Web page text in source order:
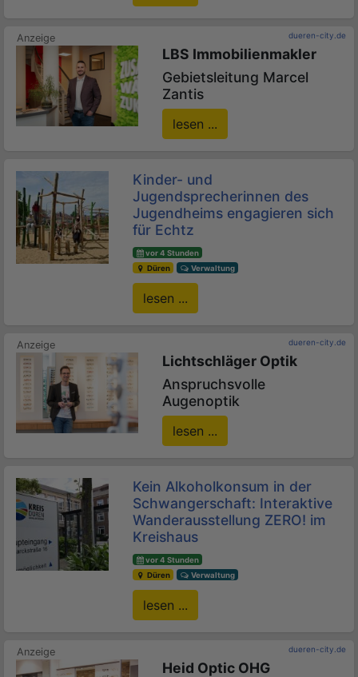
dueren-city.de
LBS Immobilienmakler
Gebietsleitung Marcel
Zantis
lesen ...
Kinder- und
Jugendsprecherinnen des
Jugendheims engagieren sich
für Echtz
vor 4 Stunden
Düren
Verwaltung
lesen ...
dueren-city.de
Lichtschläger Optik
Anspruchsvolle
Augenoptik
lesen ...
Kein Alkoholkonsum in der
Schwangerschaft: Interaktive
Wanderausstellung ZERO! im
Kreishaus
vor 4 Stunden
Düren
Verwaltung
lesen ...
dueren-city.de
Heid Optic OHG